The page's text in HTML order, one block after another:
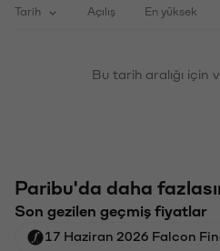
Tarih Açılış En yüksek
Bu tarih aralığı için
Paribu'da daha
Son gezilen geçmiş fiyatlar
17 Haziran 2026 Falcon